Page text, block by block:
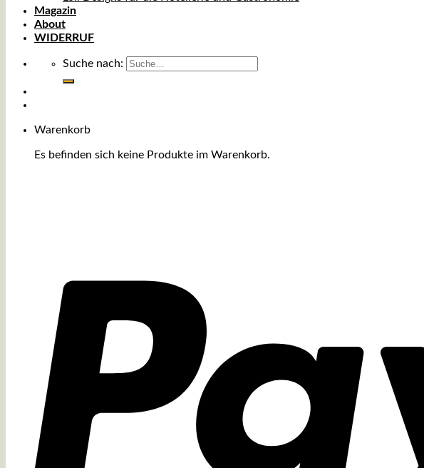
Magazin
About
WIDERRUF
Suche nach:
Warenkorb
Es befinden sich keine Produkte im Warenkorb.